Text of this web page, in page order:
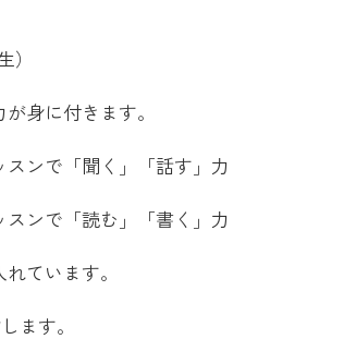
）
身に付きます。
スンで「聞く」「話す」力
ンで「読む」「書く」力
います。
ます。